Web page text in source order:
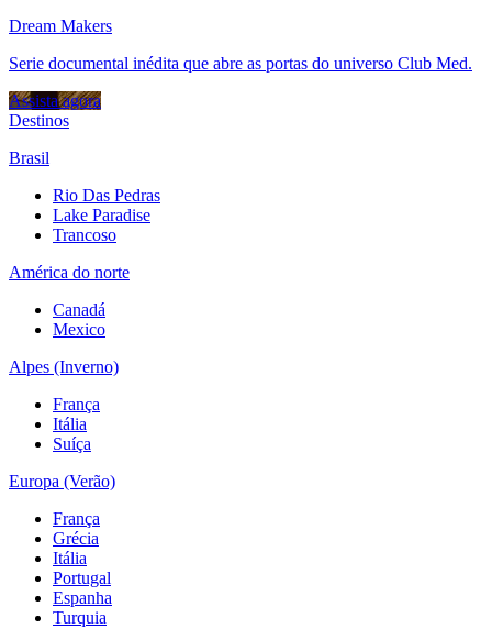
Dream Makers
Serie documental inédita que abre as portas do universo Club Med.
Assista agora
Destinos
Brasil
Rio Das Pedras
Lake Paradise
Trancoso
América do norte
Canadá
Mexico
Alpes (Inverno)
França
Itália
Suíça
Europa (Verão)
França
Grécia
Itália
Portugal
Espanha
Turquia